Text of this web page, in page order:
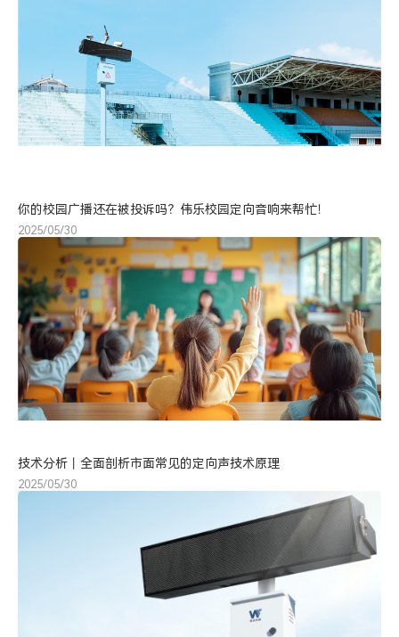
你的校园广播还在被投诉吗？伟乐校园定向音响来帮忙！
2025/05/30
技术分析丨全面剖析市面常见的定向声技术原理
2025/05/30